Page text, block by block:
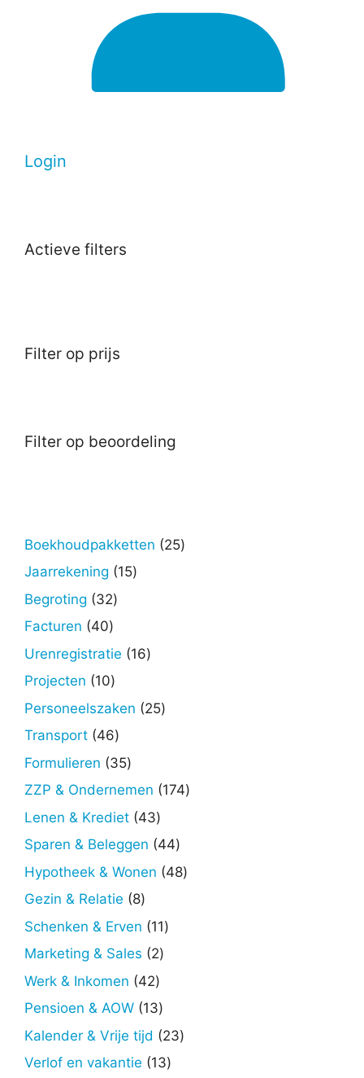
Login
Actieve filters
Filter op prijs
Filter op beoordeling
Boekhoudpakketten 2525
Jaarrekening 1515
Begroting 3232
Facturen 4040
producten
Urenregistratie 1616
Projecten 1010
producten
Personeelszaken 2525
Transport 4646
producten
Formulieren 3535
producten
ZZP & Ondernemen 174174
Lenen & Krediet 4343
producten
Sparen & Beleggen 4444
producten
Hypotheek & Wonen 4848
Gezin & Relatie 88
producten
Schenken & Erven 1111
Marketing & Sales 22
Werk & Inkomen 4242
producten
Pensioen & AOW 1313
producten
Kalender & Vrije tijd 2323
Verlof en vakantie 1313